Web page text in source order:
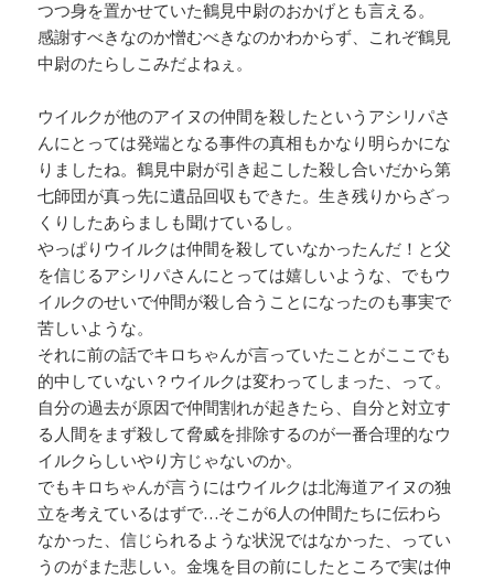
つつ身を置かせていた鶴見中尉のおかげとも言える。
感謝すべきなのか憎むべきなのかわからず、これぞ鶴見
中尉のたらしこみだよねぇ。
ウイルクが他のアイヌの仲間を殺したというアシリパさ
んにとっては発端となる事件の真相もかなり明らかにな
りましたね。鶴見中尉が引き起こした殺し合いだから第
七師団が真っ先に遺品回収もできた。生き残りからざっ
くりしたあらましも聞けているし。
やっぱりウイルクは仲間を殺していなかったんだ！と父
を信じるアシリパさんにとっては嬉しいような、でもウ
イルクのせいで仲間が殺し合うことになったのも事実で
苦しいような。
それに前の話でキロちゃんが言っていたことがここでも
的中していない？ウイルクは変わってしまった、って。
自分の過去が原因で仲間割れが起きたら、自分と対立す
る人間をまず殺して脅威を排除するのが一番合理的なウ
イルクらしいやり方じゃないのか。
でもキロちゃんが言うにはウイルクは北海道アイヌの独
立を考えているはずで…そこが6人の仲間たちに伝わら
なかった、信じられるような状況ではなかった、ってい
うのがまた悲しい。金塊を目の前にしたところで実は仲